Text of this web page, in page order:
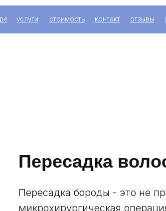
контакт отзывы полезная
стоимость
услуги
Пересадка
Пересадка бороды - это не
микрохирургическая